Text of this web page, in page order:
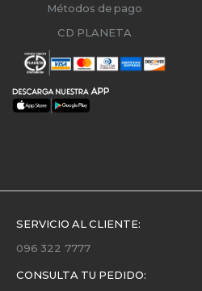
Métodos de pago
CD PLANETA
SERVICIO AL CLIENTE:
096 322 7777
CONSULTA TU PEDIDO: